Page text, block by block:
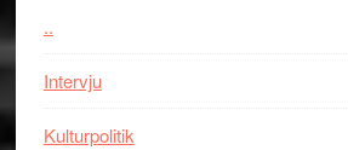
..
Intervju
Kulturpolitik